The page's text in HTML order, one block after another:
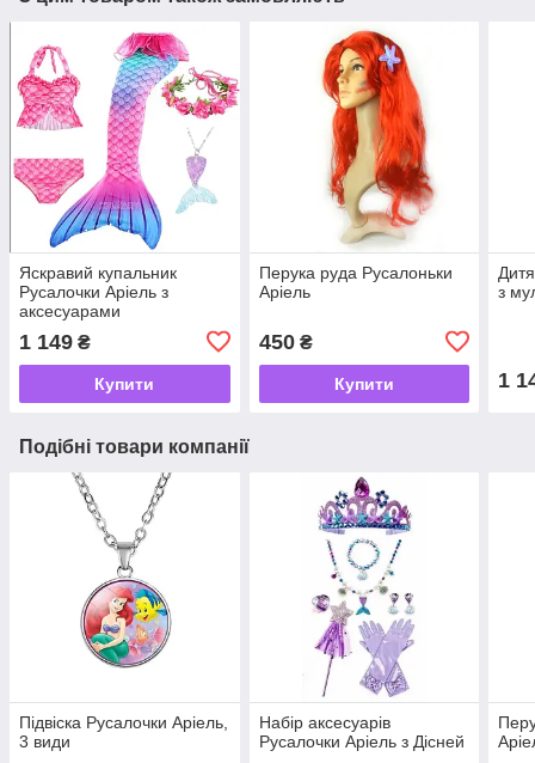
Яскравий купальник
Русалочки Аріель з
аксесуарами
1 149 ₴
Купити
Перука руда Русалоньки
Аріель
450₴
Купити
з
1
Подібні товари компанії
Підвіска Русалочки Аріель,
3 види
Набір аксесуарів
Русалочки Аріель з Дісней